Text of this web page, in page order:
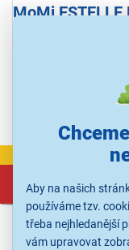
Aby na našich
používáme tzv.
třeba nejhledanější
vám upravovat
MoMi
Sportovní kočárek,
EVA, nastavitelná
bezpečnostní pásy,
Ihned k odeslání
3 990 Kč